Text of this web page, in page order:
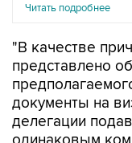
Читать подробнее
"В качестве
представлено
документы на
делегации